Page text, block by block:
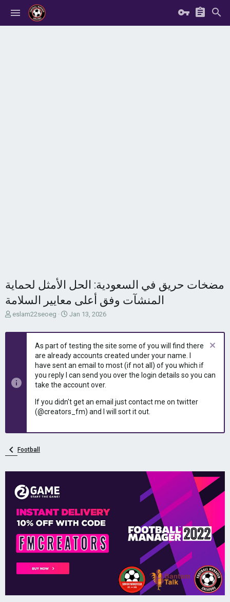
مضخات حريق في السعودية: الحل الأمثل لحماية
المنشآت وفق أعلى معايير السلامة
T
r
t
a
eslam22seoeg
S
a
r
t
d
a
t
e
Jan 13, 2026
As part of testing the site some of you will find there
are already accounts created under your name. I
have sent an email to most (if not all) of you which if
you reply I can send you over the login details so you can
take the account over.
If you didn't get an email just contact me on twitter
(@creators_fm) and I will sort it out.
Football